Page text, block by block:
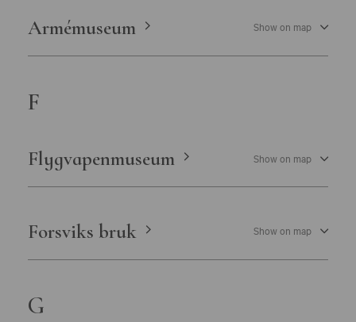
Östergötlands museum
Armémuseum Show on map
F
Flygvapenmuseum Show on map
Forsviks bruk Show on map
G